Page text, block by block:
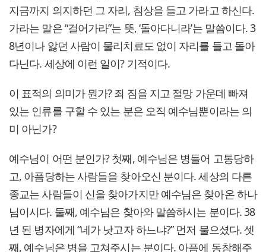
지금까지 의지하던 그 자리, 침상을 들고 가라고 하신다.
가라는 말은 “걸어가라”는 뜻, ‘돌아다니라’는 말씀이다. 3
8년이나 앓던 사람이 물리치료도 없이 자리를 들고 돌아
다닌다. 세상에 이런 일이? 기적이다.
이 표적의 의미가 뭔가? 죄 짐을 지고 절망 가운데 빠져
있는 인류를 구할 수 있는 분은 오직 예수님뿐이라는 의
미 아닌가?
예수님이 어떤 분인가? 첫째, 예수님은 병들어 고통당하
고, 아픔당하는 사람들을 찾아오신 분이다. 세상의 다른
종교는 사람들이 신을 찾아가지만 예수님은 찾아온 하나
님이시다. 둘째, 예수님은 찾아와 말씀하시는 분이다. 38
년 된 병자에게 “네가 낫고자 하느냐?” 먼저 물으셨다. 셋
째, 예수님은 병을 고쳐주시는 분이다. 아픔에 동참해주